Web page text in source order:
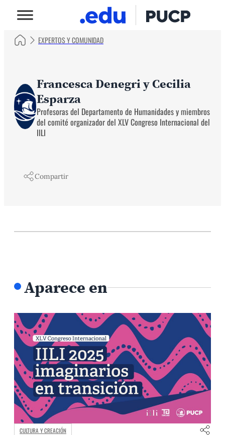
EXPERTOS Y COMUNIDAD
Francesca Denegri y Cecilia
Esparza
Profesoras del Departamento de Humanidades y miembros
del comité organizador del XLV Congreso Internacional del
IILI
Compartir
Aparece en
CULTURA Y CREACIÓN